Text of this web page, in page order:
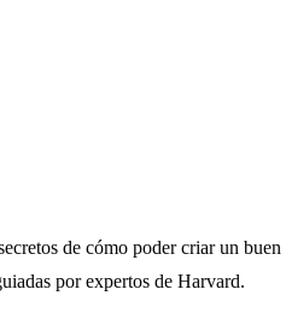
de cómo poder criar un buen
por expertos de Harvard.